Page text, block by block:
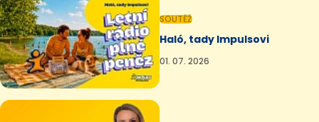
SOUTĚŽ
Haló, tady Impulsovi
01. 07. 2026